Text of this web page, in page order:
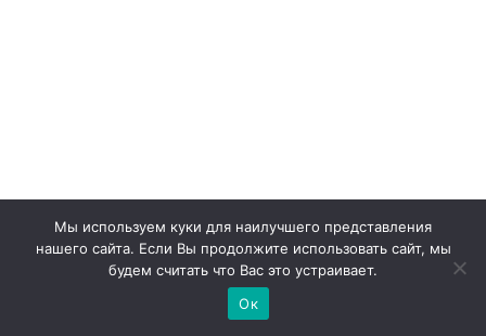
Лучшие рецепты шведской кухни
Мы используем куки для наилучшего представления
нашего сайта. Если Вы продолжите использовать сайт, мы
будем считать что Вас это устраивает.
Ок